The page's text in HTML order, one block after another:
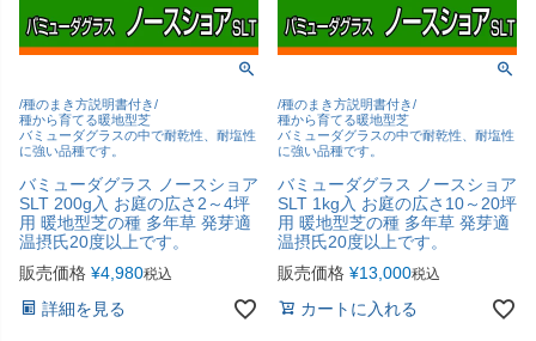
/種のまき方説明書付き/
種から育てる暖地型芝
バミューダグラスの中で耐乾性、耐塩性
に強い品種です。
バミューダグラス ノースショア
SLT 200g入 お庭の広さ2～4坪
用 暖地型芝の種 多年草 発芽適
温摂氏20度以上です。
販売価格 ¥4,980税込
詳細を見る
/種のまき方説明書付き/
種から育てる暖地型芝
バミューダグラスの中で耐乾性、耐塩性
に強い品種です。
バミューダグラス ノースショア
SLT 1kg入 お庭の広さ10～20坪
用 暖地型芝の種 多年草 発芽適
温摂氏20度以上です。
販売価格 ¥13,000税込
カートに入れる